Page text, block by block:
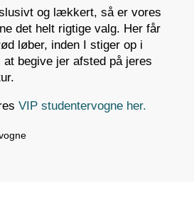
og lækkert, så er vores
det helt rigtige valg. Her får
løber, inden I stiger op i
begive jer afsted på jeres
VIP studentervogne her.